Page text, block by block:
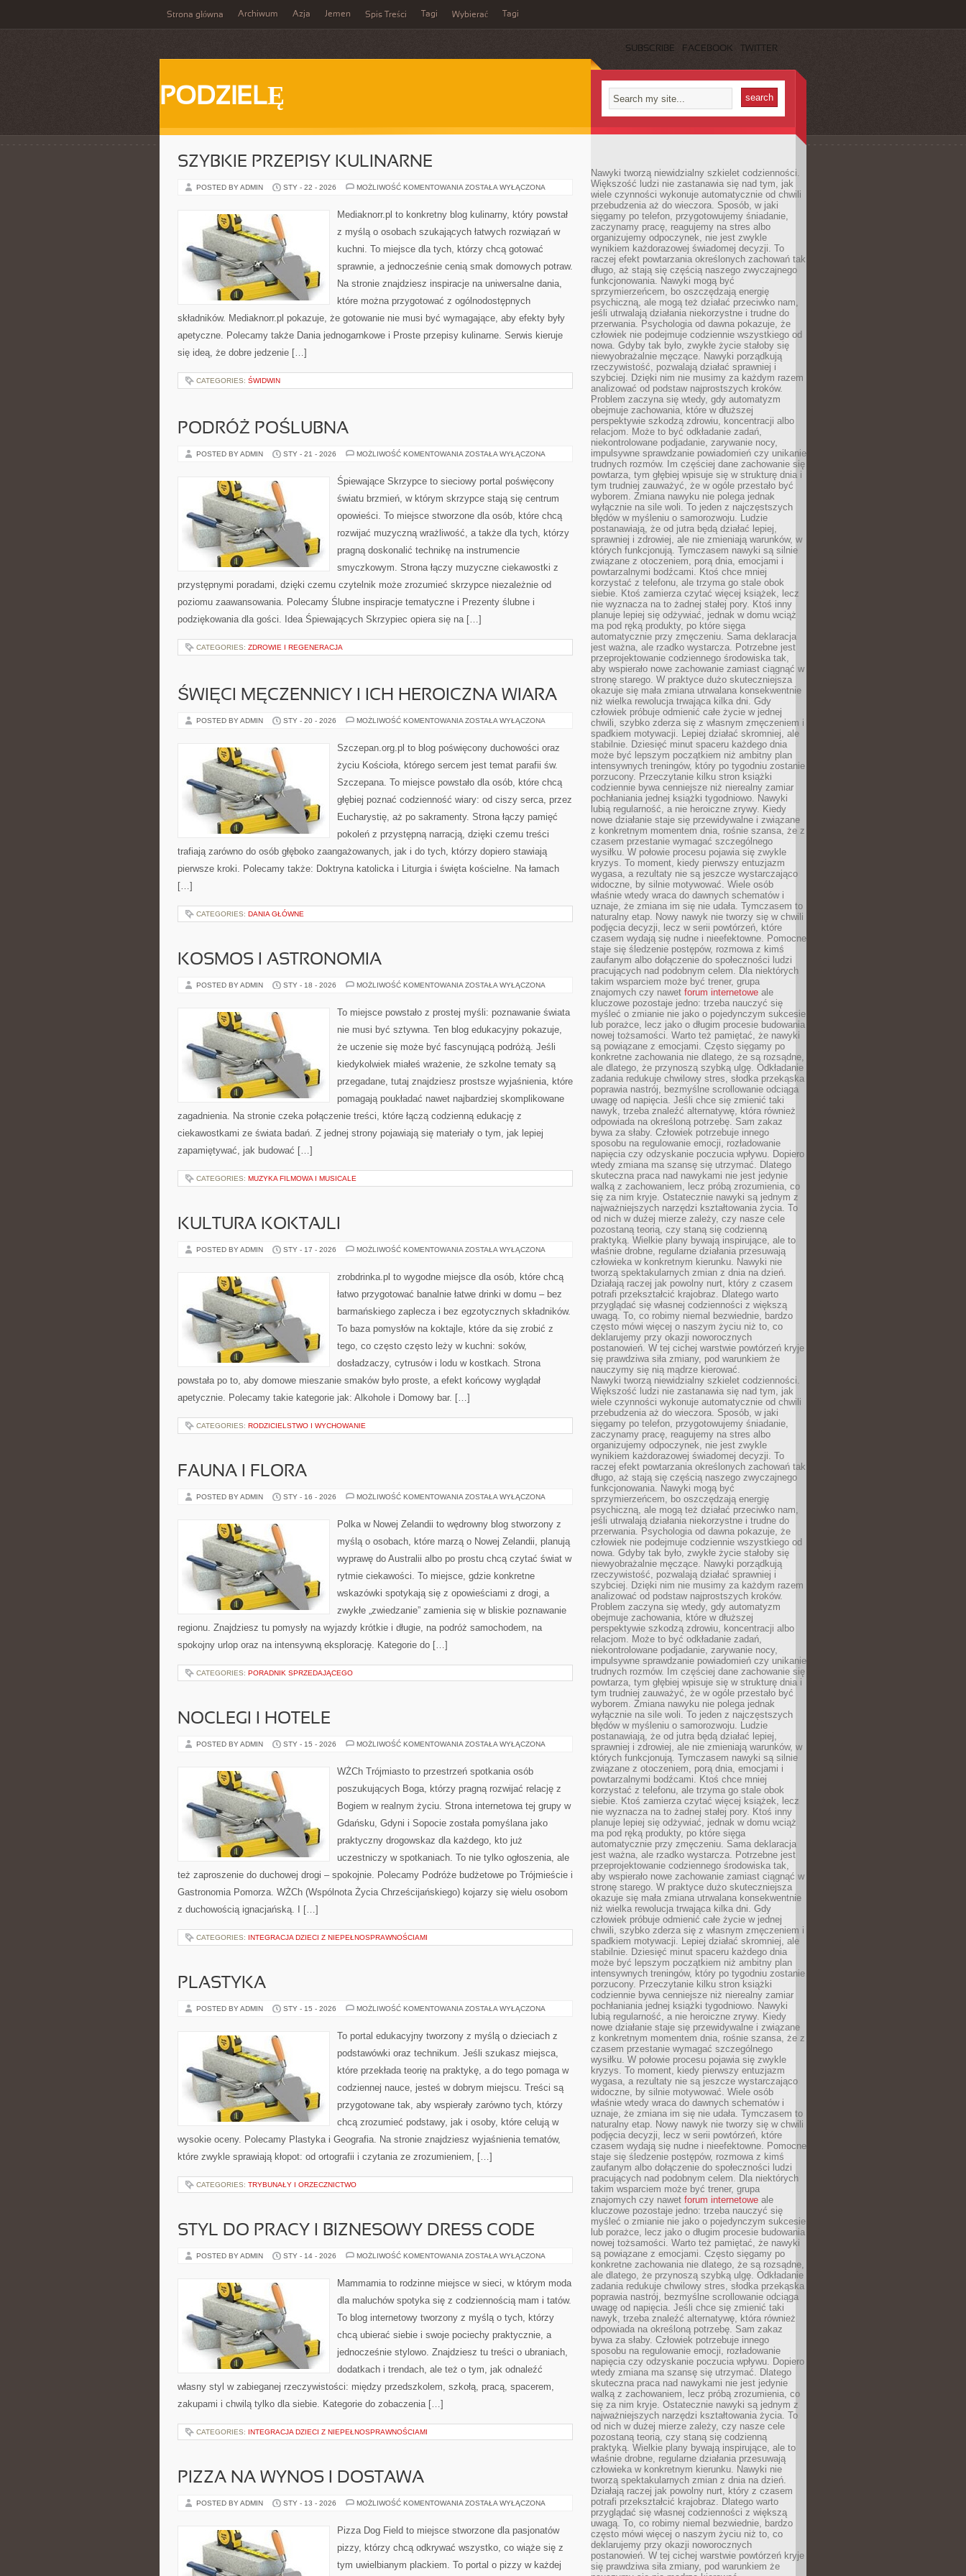
Strona główna Archiwum Azja Jemen Spis Treści Tagi Wybierać Tagi
SUBSCRIBE FACEBOOK TWITTER
PODZIELĘ
SZYBKIE PRZEPISY KULINARNE
POSTED BY ADMIN STY - 22 - 2026 MOŻLIWOŚĆ KOMENTOWANIA SZYBKIE
ZOSTAŁA WYŁĄCZONA
Mediaknorr.pl to konkretny blog kulinarny, który powstał
z myślą o osobach szukających łatwych rozwiązań w
kuchni. To miejsce dla tych, którzy chcą gotować
sprawnie, a jednocześnie cenią smak domowych potraw.
Na stronie znajdziesz inspiracje na uniwersalne dania,
które można przygotować z ogólnodostępnych
składników. Mediaknorr.pl pokazuje, że gotowanie nie musi być wymagające, aby efekty były
apetyczne. Polecamy także Dania jednogarnkowe i Proste przepisy kulinarne. Serwis kieruje
się ideą, że dobre jedzenie […]
CATEGORIES: ŚWIDWIN
PODRÓŻ POŚLUBNA
POSTED BY ADMIN STY - 21 - 2026 MOŻLIWOŚĆ KOMENTOWANIA PODRÓŻ
ZOSTAŁA WYŁĄCZONA
Śpiewające Skrzypce to sieciowy portal poświęcony
światu brzmień, w którym skrzypce stają się centrum
opowieści. To miejsce stworzone dla osób, które chcą
rozwijać muzyczną wrażliwość, a także dla tych, którzy
pragną doskonalić technikę na instrumencie
smyczkowym. Strona łączy muzyczne ciekawostki z
przystępnymi poradami, dzięki czemu czytelnik może zrozumieć skrzypce niezależnie od
poziomu zaawansowania. Polecamy Ślubne inspiracje tematyczne i Prezenty ślubne i
podziękowania dla gości. Idea Śpiewających Skrzypiec opiera się na […]
CATEGORIES: ZDROWIE I REGENERACJA
ŚWIĘCI MĘCZENNICY I ICH HEROICZNA WIARA
POSTED BY ADMIN STY - 20 - 2026 MOŻLIWOŚĆ KOMENTOWANIA ŚWIĘCI
HEROICZNA
ZOSTAŁA WYŁĄCZONA
Szczepan.org.pl to blog poświęcony duchowości oraz
życiu Kościoła, którego sercem jest temat parafii św.
Szczepana. To miejsce powstało dla osób, które chcą
głębiej poznać codzienność wiary: od ciszy serca, przez
Eucharystię, aż po sakramenty. Strona łączy pamięć
pokoleń z przystępną narracją, dzięki czemu treści
trafiają zarówno do osób głęboko zaangażowanych, jak i do tych, którzy dopiero stawiają
pierwsze kroki. Polecamy także: Doktryna katolicka i Liturgia i święta kościelne. Na łamach
[…]
CATEGORIES: DANIA GŁÓWNE
KOSMOS I ASTRONOMIA
POSTED BY ADMIN STY - 18 - 2026 MOŻLIWOŚĆ KOMENTOWANIA KOSMOS
ZOSTAŁA WYŁĄCZONA
To miejsce powstało z prostej myśli: poznawanie świata
nie musi być sztywna. Ten blog edukacyjny pokazuje,
że uczenie się może być fascynującą podróżą. Jeśli
kiedykolwiek miałeś wrażenie, że szkolne tematy są
przegadane, tutaj znajdziesz prostsze wyjaśnienia, które
pomagają poukładać nawet najbardziej skomplikowane
zagadnienia. Na stronie czeka połączenie treści, które łączą codzienną edukację z
ciekawostkami ze świata badań. Z jednej strony pojawiają się materiały o tym, jak lepiej
zapamiętywać, jak budować […]
CATEGORIES: MUZYKA FILMOWA I MUSICALE
KULTURA KOKTAJLI
POSTED BY ADMIN STY - 17 - 2026 MOŻLIWOŚĆ KOMENTOWANIA KULTURA
ZOSTAŁA WYŁĄCZONA
zrobdrinka.pl to wygodne miejsce dla osób, które chcą
łatwo przygotować banalnie łatwe drinki w domu – bez
barmańskiego zaplecza i bez egzotycznych składników.
To baza pomysłów na koktajle, które da się zrobić z
tego, co często często leży w kuchni: soków,
dosładzaczy, cytrusów i lodu w kostkach. Strona
powstała po to, aby domowe mieszanie smaków było proste, a efekt końcowy wyglądał
apetycznie. Polecamy takie kategorie jak: Alkohole i Domowy bar. […]
CATEGORIES: RODZICIELSTWO I WYCHOWANIE
FAUNA I FLORA
POSTED BY ADMIN STY - 16 - 2026 MOŻLIWOŚĆ KOMENTOWANIA FAUNA
ZOSTAŁA WYŁĄCZONA
Polka w Nowej Zelandii to wędrowny blog stworzony z
myślą o osobach, które marzą o Nowej Zelandii, planują
wyprawę do Australii albo po prostu chcą czytać świat w
rytmie ciekawości. To miejsce, gdzie konkretne
wskazówki spotykają się z opowieściami z drogi, a
zwykłe „zwiedzanie” zamienia się w bliskie poznawanie
regionu. Znajdziesz tu pomysły na wyjazdy krótkie i długie, na podróż samochodem, na
spokojny urlop oraz na intensywną eksplorację. Kategorie do […]
CATEGORIES: PORADNIK SPRZEDAJĄCEGO
NOCLEGI I HOTELE
POSTED BY ADMIN STY - 15 - 2026 MOŻLIWOŚĆ KOMENTOWANIA NOCLEGI
ZOSTAŁA WYŁĄCZONA
WŻCh Trójmiasto to przestrzeń spotkania osób
poszukujących Boga, którzy pragną rozwijać relację z
Bogiem w realnym życiu. Strona internetowa tej grupy w
Gdańsku, Gdyni i Sopocie została pomyślana jako
praktyczny drogowskaz dla każdego, kto już
uczestniczy w spotkaniach. To nie tylko ogłoszenia, ale
też zaproszenie do duchowej drogi – spokojnie. Polecamy Podróże budżetowe po Trójmieście i
Gastronomia Pomorza. WŻCh (Wspólnota Życia Chrześcijańskiego) kojarzy się wielu osobom
z duchowością ignacjańską. I […]
CATEGORIES: INTEGRACJA DZIECI Z NIEPEŁNOSPRAWNOŚCIAMI
PLASTYKA
POSTED BY ADMIN STY - 15 - 2026 MOŻLIWOŚĆ KOMENTOWANIA PLASTYKA
ZOSTAŁA WYŁĄCZONA
To portal edukacyjny tworzony z myślą o dzieciach z
podstawówki oraz technikum. Jeśli szukasz miejsca,
które przekłada teorię na praktykę, a do tego pomaga w
codziennej nauce, jesteś w dobrym miejscu. Treści są
przygotowane tak, aby wspierały zarówno tych, którzy
chcą zrozumieć podstawy, jak i osoby, które celują w
wysokie oceny. Polecamy Plastyka i Geografia. Na stronie znajdziesz wyjaśnienia tematów,
które zwykle sprawiają kłopot: od ortografii i czytania ze zrozumieniem, […]
CATEGORIES: TRYBUNAŁY I ORZECZNICTWO
STYL DO PRACY I BIZNESOWY DRESS CODE
POSTED BY ADMIN STY - 14 - 2026 MOŻLIWOŚĆ KOMENTOWANIA STYL
BIZNESOWY
CODE
ZOSTAŁA WYŁĄCZONA
Mammamia to rodzinne miejsce w sieci, w którym moda
dla maluchów spotyka się z codziennością mam i tatów.
To blog internetowy tworzony z myślą o tych, którzy
chcą ubierać siebie i swoje pociechy praktycznie, a
jednocześnie stylowo. Znajdziesz tu treści o ubraniach,
dodatkach i trendach, ale też o tym, jak odnaleźć
własny styl w zabieganej rzeczywistości: między przedszkolem, szkołą, pracą, spacerem,
zakupami i chwilą tylko dla siebie. Kategorie do zobaczenia […]
CATEGORIES: INTEGRACJA DZIECI Z NIEPEŁNOSPRAWNOŚCIAMI
PIZZA NA WYNOS I DOSTAWA
POSTED BY ADMIN STY - 13 - 2026 MOŻLIWOŚĆ KOMENTOWANIA PIZZA
DOSTAWA
ZOSTAŁA WYŁĄCZONA
Pizza Dog Field to miejsce stworzone dla pasjonatów
pizzy, którzy chcą odkrywać wszystko, co wiąże się z
tym uwielbianym plackiem. To portal o pizzy w każdej
Nawyki tworzą niewidzialny szkielet codzienności.
Większość ludzi nie zastanawia się nad tym, jak
wiele czynności wykonuje automatycznie od chwili
przebudzenia aż do wieczora. Sposób, w jaki
sięgamy po telefon, przygotowujemy śniadanie,
zaczynamy pracę, reagujemy na stres albo
organizujemy odpoczynek, nie jest zwykle
wynikiem każdorazowej świadomej decyzji. To
raczej efekt powtarzania określonych zachowań tak
długo, aż stają się częścią naszego zwyczajnego
funkcjonowania. Nawyki mogą być
sprzymierzeńcem, bo oszczędzają energię
psychiczną, ale mogą też działać przeciwko nam,
jeśli utrwalają działania niekorzystne i trudne do
przerwania. Psychologia od dawna pokazuje, że
człowiek nie podejmuje codziennie wszystkiego od
nowa. Gdyby tak było, zwykłe życie stałoby się
niewyobrażalnie męczące. Nawyki porządkują
rzeczywistość, pozwalają działać sprawniej i
szybciej. Dzięki nim nie musimy za każdym razem
analizować od podstaw najprostszych kroków.
Problem zaczyna się wtedy, gdy automatyzm
obejmuje zachowania, które w dłuższej
perspektywie szkodzą zdrowiu, koncentracji albo
relacjom. Może to być odkładanie zadań,
niekontrolowane podjadanie, zarywanie nocy,
impulsywne sprawdzanie powiadomień czy unikanie
trudnych rozmów. Im częściej dane zachowanie się
powtarza, tym głębiej wpisuje się w strukturę dnia i
tym trudniej zauważyć, że w ogóle przestało być
wyborem. Zmiana nawyku nie polega jednak
wyłącznie na sile woli. To jeden z najczęstszych
błędów w myśleniu o samorozwoju. Ludzie
postanawiają, że od jutra będą działać lepiej,
sprawniej i zdrowiej, ale nie zmieniają warunków, w
których funkcjonują. Tymczasem nawyki są silnie
związane z otoczeniem, porą dnia, emocjami i
powtarzalnymi bodźcami. Ktoś chce mniej
korzystać z telefonu, ale trzyma go stale obok
siebie. Ktoś zamierza czytać więcej książek, lecz
nie wyznacza na to żadnej stałej pory. Ktoś inny
planuje lepiej się odżywiać, jednak w domu wciąż
ma pod ręką produkty, po które sięga
automatycznie przy zmęczeniu. Sama deklaracja
jest ważna, ale rzadko wystarcza. Potrzebne jest
przeprojektowanie codziennego środowiska tak,
aby wspierało nowe zachowanie zamiast ciągnąć w
stronę starego. W praktyce dużo skuteczniejsza
okazuje się mała zmiana utrwalana konsekwentnie
niż wielka rewolucja trwająca kilka dni. Gdy
człowiek próbuje odmienić całe życie w jednej
chwili, szybko zderza się z własnym zmęczeniem i
spadkiem motywacji. Lepiej działać skromniej, ale
stabilnie. Dziesięć minut spaceru każdego dnia
może być lepszym początkiem niż ambitny plan
intensywnych treningów, który po tygodniu zostanie
porzucony. Przeczytanie kilku stron książki
codziennie bywa cenniejsze niż nierealny zamiar
pochłaniania jednej książki tygodniowo. Nawyki
lubią regularność, a nie heroiczne zrywy. Kiedy
nowe działanie staje się przewidywalne i związane
z konkretnym momentem dnia, rośnie szansa, że z
czasem przestanie wymagać szczególnego
wysiłku. W połowie procesu pojawia się zwykle
kryzys. To moment, kiedy pierwszy entuzjazm
wygasa, a rezultaty nie są jeszcze wystarczająco
widoczne, by silnie motywować. Wiele osób
właśnie wtedy wraca do dawnych schematów i
uznaje, że zmiana im się nie udała. Tymczasem to
naturalny etap. Nowy nawyk nie tworzy się w chwili
podjęcia decyzji, lecz w serii powtórzeń, które
czasem wydają się nudne i nieefektowne. Pomocne
staje się śledzenie postępów, rozmowa z kimś
zaufanym albo dołączenie do społeczności ludzi
pracujących nad podobnym celem. Dla niektórych
takim wsparciem może być trener, grupa
znajomych czy nawet forum internetowe ale
kluczowe pozostaje jedno: trzeba nauczyć się
myśleć o zmianie nie jako o pojedynczym sukcesie
lub porażce, lecz jako o długim procesie budowania
nowej tożsamości. Warto też pamiętać, że nawyki
są powiązane z emocjami. Często sięgamy po
konkretne zachowania nie dlatego, że są rozsądne,
ale dlatego, że przynoszą szybką ulgę. Odkładanie
zadania redukuje chwilowy stres, słodka przekąska
poprawia nastrój, bezmyślne scrollowanie odciąga
uwagę od napięcia. Jeśli chce się zmienić taki
nawyk, trzeba znaleźć alternatywę, która również
odpowiada na określoną potrzebę. Sam zakaz
bywa za słaby. Człowiek potrzebuje innego
sposobu na regulowanie emocji, rozładowanie
napięcia czy odzyskanie poczucia wpływu. Dopiero
wtedy zmiana ma szansę się utrzymać. Dlatego
skuteczna praca nad nawykami nie jest jedynie
walką z zachowaniem, lecz próbą zrozumienia, co
się za nim kryje. Ostatecznie nawyki są jednym z
najważniejszych narzędzi kształtowania życia. To
od nich w dużej mierze zależy, czy nasze cele
pozostaną teorią, czy staną się codzienną
praktyką. Wielkie plany bywają inspirujące, ale to
właśnie drobne, regularne działania przesuwają
człowieka w konkretnym kierunku. Nawyki nie
tworzą spektakularnych zmian z dnia na dzień.
Działają raczej jak powolny nurt, który z czasem
potrafi przekształcić krajobraz. Dlatego warto
przyglądać się własnej codzienności z większą
uwagą. To, co robimy niemal bezwiednie, bardzo
często mówi więcej o naszym życiu niż to, co
deklarujemy przy okazji noworocznych
postanowień. W tej cichej warstwie powtórzeń kryje
się prawdziwa siła zmiany, pod warunkiem że
nauczymy się nią mądrze kierować.
Nawyki tworzą niewidzialny szkielet codzienności.
Większość ludzi nie zastanawia się nad tym, jak
wiele czynności wykonuje automatycznie od chwili
przebudzenia aż do wieczora. Sposób, w jaki
sięgamy po telefon, przygotowujemy śniadanie,
zaczynamy pracę, reagujemy na stres albo
organizujemy odpoczynek, nie jest zwykle
wynikiem każdorazowej świadomej decyzji. To
raczej efekt powtarzania określonych zachowań tak
długo, aż stają się częścią naszego zwyczajnego
funkcjonowania. Nawyki mogą być
sprzymierzeńcem, bo oszczędzają energię
psychiczną, ale mogą też działać przeciwko nam,
jeśli utrwalają działania niekorzystne i trudne do
przerwania. Psychologia od dawna pokazuje, że
człowiek nie podejmuje codziennie wszystkiego od
nowa. Gdyby tak było, zwykłe życie stałoby się
niewyobrażalnie męczące. Nawyki porządkują
rzeczywistość, pozwalają działać sprawniej i
szybciej. Dzięki nim nie musimy za każdym razem
analizować od podstaw najprostszych kroków.
Problem zaczyna się wtedy, gdy automatyzm
obejmuje zachowania, które w dłuższej
perspektywie szkodzą zdrowiu, koncentracji albo
relacjom. Może to być odkładanie zadań,
niekontrolowane podjadanie, zarywanie nocy,
impulsywne sprawdzanie powiadomień czy unikanie
trudnych rozmów. Im częściej dane zachowanie się
powtarza, tym głębiej wpisuje się w strukturę dnia i
tym trudniej zauważyć, że w ogóle przestało być
wyborem. Zmiana nawyku nie polega jednak
wyłącznie na sile woli. To jeden z najczęstszych
błędów w myśleniu o samorozwoju. Ludzie
postanawiają, że od jutra będą działać lepiej,
sprawniej i zdrowiej, ale nie zmieniają warunków, w
których funkcjonują. Tymczasem nawyki są silnie
związane z otoczeniem, porą dnia, emocjami i
powtarzalnymi bodźcami. Ktoś chce mniej
korzystać z telefonu, ale trzyma go stale obok
siebie. Ktoś zamierza czytać więcej książek, lecz
nie wyznacza na to żadnej stałej pory. Ktoś inny
planuje lepiej się odżywiać, jednak w domu wciąż
ma pod ręką produkty, po które sięga
automatycznie przy zmęczeniu. Sama deklaracja
jest ważna, ale rzadko wystarcza. Potrzebne jest
przeprojektowanie codziennego środowiska tak,
aby wspierało nowe zachowanie zamiast ciągnąć w
stronę starego. W praktyce dużo skuteczniejsza
okazuje się mała zmiana utrwalana konsekwentnie
niż wielka rewolucja trwająca kilka dni. Gdy
człowiek próbuje odmienić całe życie w jednej
chwili, szybko zderza się z własnym zmęczeniem i
spadkiem motywacji. Lepiej działać skromniej, ale
stabilnie. Dziesięć minut spaceru każdego dnia
może być lepszym początkiem niż ambitny plan
intensywnych treningów, który po tygodniu zostanie
porzucony. Przeczytanie kilku stron książki
codziennie bywa cenniejsze niż nierealny zamiar
pochłaniania jednej książki tygodniowo. Nawyki
lubią regularność, a nie heroiczne zrywy. Kiedy
nowe działanie staje się przewidywalne i związane
z konkretnym momentem dnia, rośnie szansa, że z
czasem przestanie wymagać szczególnego
wysiłku. W połowie procesu pojawia się zwykle
kryzys. To moment, kiedy pierwszy entuzjazm
wygasa, a rezultaty nie są jeszcze wystarczająco
widoczne, by silnie motywować. Wiele osób
właśnie wtedy wraca do dawnych schematów i
uznaje, że zmiana im się nie udała. Tymczasem to
naturalny etap. Nowy nawyk nie tworzy się w chwili
podjęcia decyzji, lecz w serii powtórzeń, które
czasem wydają się nudne i nieefektowne. Pomocne
staje się śledzenie postępów, rozmowa z kimś
zaufanym albo dołączenie do społeczności ludzi
pracujących nad podobnym celem. Dla niektórych
takim wsparciem może być trener, grupa
znajomych czy nawet forum internetowe ale
kluczowe pozostaje jedno: trzeba nauczyć się
myśleć o zmianie nie jako o pojedynczym sukcesie
lub porażce, lecz jako o długim procesie budowania
nowej tożsamości. Warto też pamiętać, że nawyki
są powiązane z emocjami. Często sięgamy po
konkretne zachowania nie dlatego, że są rozsądne,
ale dlatego, że przynoszą szybką ulgę. Odkładanie
zadania redukuje chwilowy stres, słodka przekąska
poprawia nastrój, bezmyślne scrollowanie odciąga
uwagę od napięcia. Jeśli chce się zmienić taki
nawyk, trzeba znaleźć alternatywę, która również
odpowiada na określoną potrzebę. Sam zakaz
bywa za słaby. Człowiek potrzebuje innego
sposobu na regulowanie emocji, rozładowanie
napięcia czy odzyskanie poczucia wpływu. Dopiero
wtedy zmiana ma szansę się utrzymać. Dlatego
skuteczna praca nad nawykami nie jest jedynie
walką z zachowaniem, lecz próbą zrozumienia, co
się za nim kryje. Ostatecznie nawyki są jednym z
najważniejszych narzędzi kształtowania życia. To
od nich w dużej mierze zależy, czy nasze cele
pozostaną teorią, czy staną się codzienną
praktyką. Wielkie plany bywają inspirujące, ale to
właśnie drobne, regularne działania przesuwają
człowieka w konkretnym kierunku. Nawyki nie
tworzą spektakularnych zmian z dnia na dzień.
Działają raczej jak powolny nurt, który z czasem
potrafi przekształcić krajobraz. Dlatego warto
przyglądać się własnej codzienności z większą
uwagą. To, co robimy niemal bezwiednie, bardzo
często mówi więcej o naszym życiu niż to, co
deklarujemy przy okazji noworocznych
postanowień. W tej cichej warstwie powtórzeń kryje
się prawdziwa siła zmiany, pod warunkiem że